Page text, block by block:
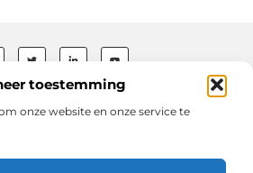
toestemming
onze website en onze service te